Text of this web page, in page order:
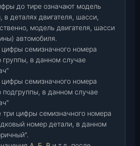
до тире означают модель
в деталях двигателя, шасси,
модель двигателя, шасси
автомобиля.
семизначного номера
группы, в данном случае
семизначного номера
подгруппы, в данном случае
три цифры семизначного номера
номер детали, в данном